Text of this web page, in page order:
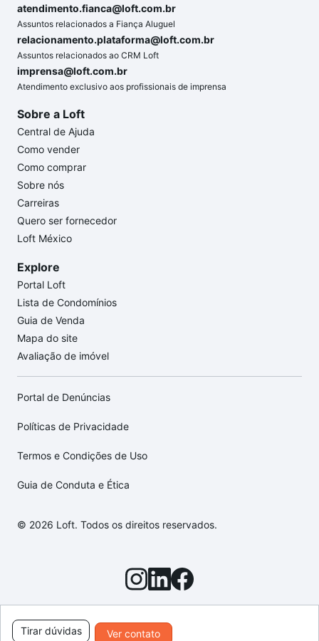
Ver contato
Tirar dúvidas
atendimento.fianca@loft.com.br
Assuntos relacionados a Fiança Aluguel
relacionamento.plataforma@loft.com.br
Assuntos relacionados ao CRM Loft
imprensa@loft.com.br
Atendimento exclusivo aos profissionais de imprensa
Sobre a Loft
Central de Ajuda
Como vender
Como comprar
Sobre nós
Carreiras
Quero ser fornecedor
Loft México
Explore
Portal Loft
Lista de Condomínios
Guia de Venda
Mapa do site
Avaliação de imóvel
Portal de Denúncias
Políticas de Privacidade
Termos e Condições de Uso
Guia de Conduta e Ética
© 2026 Loft. Todos os direitos reservados.